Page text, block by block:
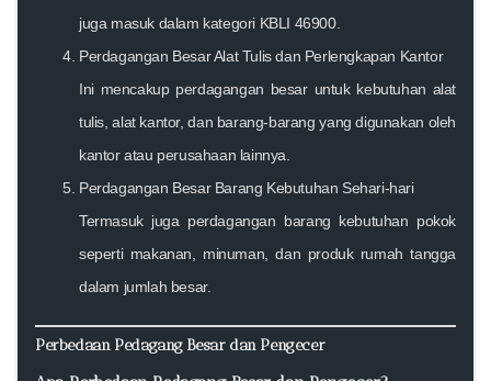
juga masuk dalam kategori KBLI 46900.
Perdagangan Besar Alat Tulis dan Perlengkapan Kantor
Ini mencakup perdagangan besar untuk kebutuhan alat
tulis, alat kantor, dan barang-barang yang digunakan oleh
kantor atau perusahaan lainnya.
Perdagangan Besar Barang Kebutuhan Sehari-hari
Termasuk juga perdagangan barang kebutuhan pokok
seperti makanan, minuman, dan produk rumah tangga
dalam jumlah besar.
Perbedaan Pedagang Besar dan Pengecer